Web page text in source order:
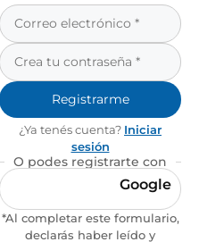
Registrarme
¿Ya tenés cuenta? Iniciar
sesión
O podes registrarte con
Google
*Al completar este formulario,
declarás haber leído y